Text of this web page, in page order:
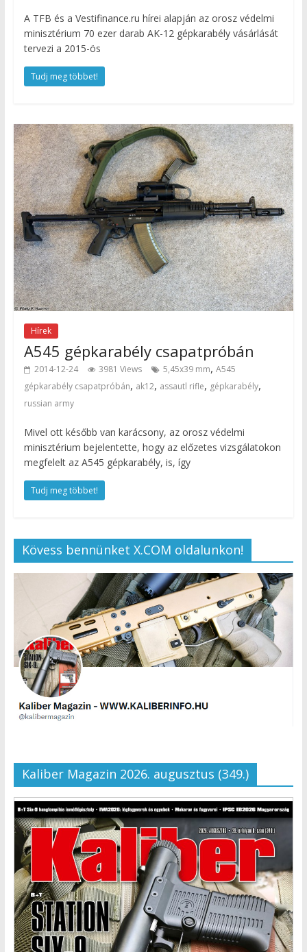
A TFB és a Vestifinance.ru hírei alapján az orosz védelmi
minisztérium 70 ezer darab AK-12 gépkarabély vásárlását
tervezi a 2015-ös
Tudj meg többet!
Hírek
A545 gépkarabély csapatpróbán
2014-12-24 3981 Views 5,45x39 mm, A545
gépkarabély csapatpróbán, ak12, assautl rifle, gépkarabély,
russian army
Mivel ott később van karácsony, az orosz védelmi
minisztérium bejelentette, hogy az előzetes vizsgálatokon
megfelelt az A545 gépkarabély, is, így
Tudj meg többet!
Kövess bennünket X.COM oldalunkon!
Kaliber Magazin 2026. augusztus (349.)